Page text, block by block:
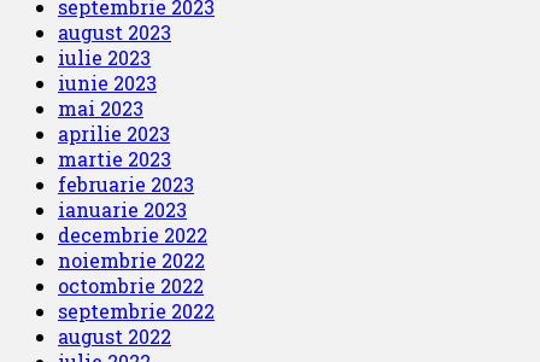
septembrie 2023
august 2023
iulie 2023
iunie 2023
mai 2023
aprilie 2023
martie 2023
februarie 2023
ianuarie 2023
decembrie 2022
noiembrie 2022
octombrie 2022
septembrie 2022
august 2022